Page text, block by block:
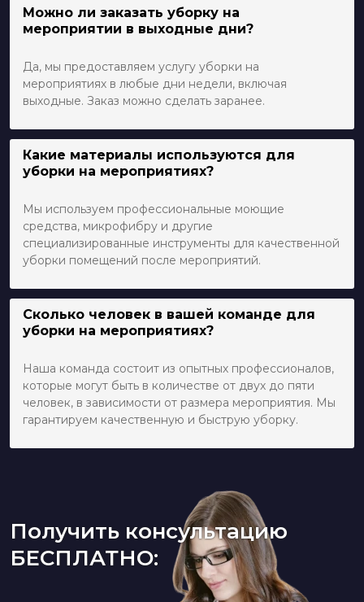
Можно ли заказать уборку на
мероприятии в выходные дни?
Да, мы предоставляем услугу уборки на
мероприятиях в любые дни недели, включая
выходные. Заказ можно сделать заранее.
Какие материалы используются для
уборки на мероприятиях?
Мы используем профессиональные моющие
средства, микрофибру и другие
специализированные инструменты для качественной
уборки помещений после мероприятий.
Сколько человек в вашей команде для
уборки на мероприятиях?
Наша команда состоит из опытных профессионалов,
которые могут быть в количестве от двух до пяти
человек, в зависимости от размера мероприятия. Мы
гарантируем качественную и быструю уборку.
Получить консультацию
БЕСПЛАТНО: